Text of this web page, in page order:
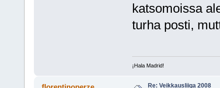
katsomoissa
turha posti,
¡Hala Madrid!
Re: Veikkausliiga 2008